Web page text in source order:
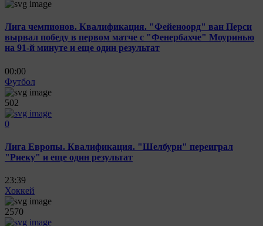
Лига чемпионов. Квалификация. "Фейеноорд" ван Перси
вырвал победу в первом матче с "Фенербахче" Моуринью
на 91-й минуте и еще один результат
00:00
Футбол
502
0
Лига Европы. Квалификация. "Шелбурн" переиграл
"Риеку" и еще один результат
23:39
Хоккей
2570